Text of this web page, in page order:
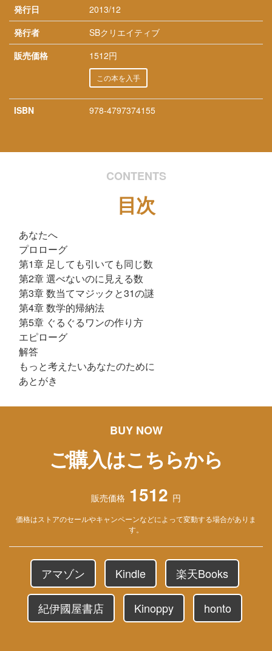
発行日
2013/12
発行者
SBクリエイティブ
販売価格
1512円
この本を入手
ISBN 978-4797374155
CONTENTS
目次
あなたへ
プロローグ
第1章 足しても引いても同じ数
第2章 選べないのに見える数
第3章 数当てマジックと31の謎
第4章 数学的帰納法
第5章 ぐるぐるワンの作り方
エピローグ
解答
もっと考えたいあなたのために
あとがき
BUY NOW
ご購入はこちらから
販売価格 1512 円
価格はストアのセールやキャンペーンなどによって変動する場合がありま
す。
アマゾン Kindle 楽天Books
紀伊國屋書店 Kinoppy honto